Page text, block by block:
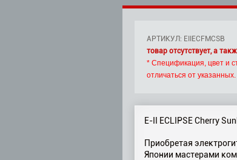
АРТИКУЛ: EIIECFMCSB
товар отсутствует, а
* Спецификация, цвет и
отличаться от указанных.
E-II ECLIPSE Cherry
Приобретая
Японии мастерами